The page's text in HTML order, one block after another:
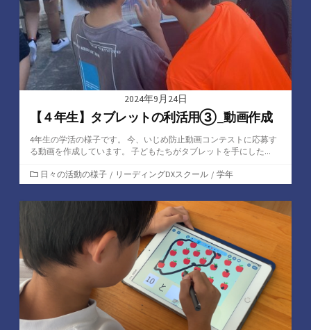
2024年9月24日
【４年生】タブレットの利活用③_動画作成
4年生の学活の様子です。 今、いじめ防止動画コンテストに応募す
る動画を作成しています。 子どもたちがタブレットを手にした...
カ
テ
ゴ
日々の活動の様子 / リーディングDXスクール / 学年